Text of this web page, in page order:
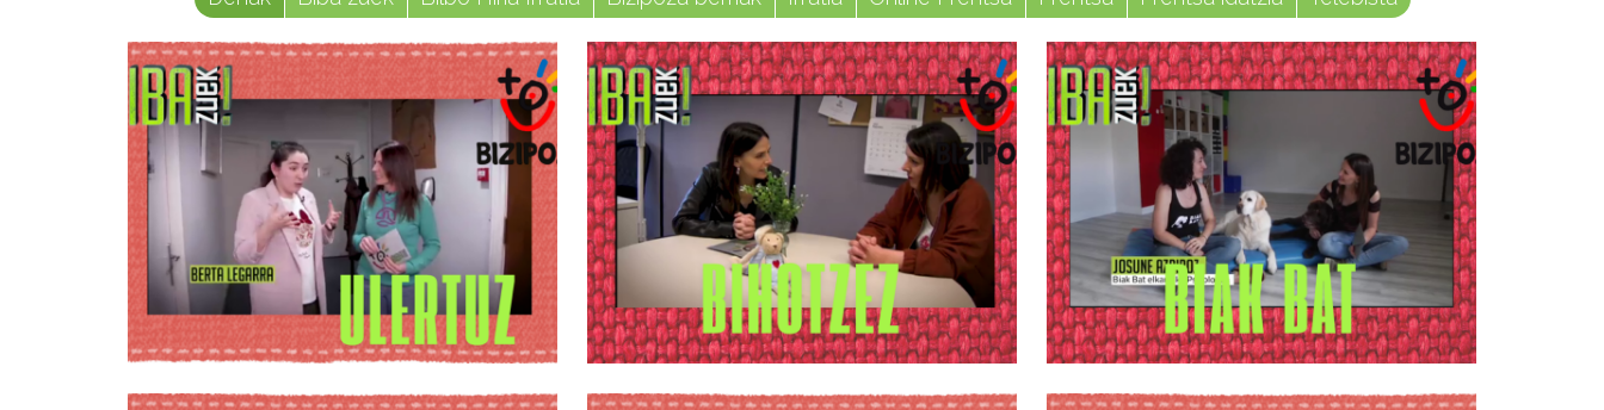
Uztaila 9, 2026
Biba Zuek!
saioan Biak
bat elkarteko
kideak Anabel
Arraizarekin
Uztaila 9, 2026
Biba Zuek!
saioan Biak
bat elkarteko
kideak Anabel
Arraizarekin